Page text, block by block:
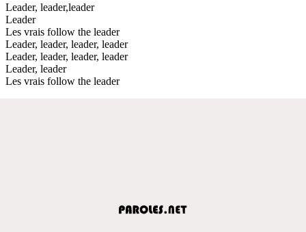
Leader, leader,leader
Leader
Les vrais follow the leader
Leader, leader, leader, leader
Leader, leader, leader, leader
Leader, leader
Les vrais follow the leader